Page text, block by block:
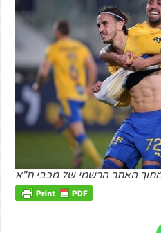
האתר הרשמי של מכבי ת"א